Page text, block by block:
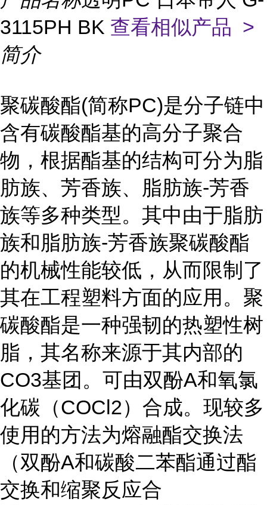
3115PH BK 查看相似产品 >
简介
聚碳酸酯(简称PC)是分子链中
含有碳酸酯基的高分子聚合
物，根据酯基的结构可分为脂
肪族、芳香族、脂肪族-芳香
族等多种类型。其中由于脂肪
族和脂肪族-芳香族聚碳酸酯
的机械性能较低，从而限制了
其在工程塑料方面的应用。聚
碳酸酯是一种强韧的热塑性树
脂，其名称来源于其内部的
CO3基团。可由双酚A和氧氯
化碳（COCl2）合成。现较多
使用的方法为熔融酯交换法
（双酚A和碳酸二苯酯通过酯
交换和缩聚反应合